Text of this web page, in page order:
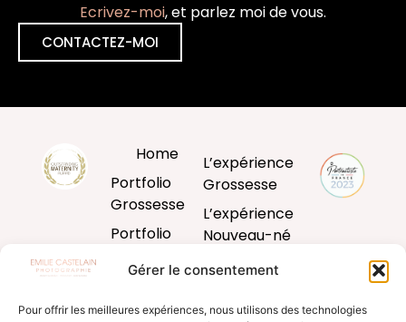
Gérer le consentement
Pour offrir les meilleures expériences, nous utilisons des technologies
Ecrivez-moi, et parlez moi de vous.
CONTACTEZ-MOI
Home
Portfolio
Grossesse
Portfolio
Bébé
L’expérience
Grossesse
L’expérience
Nouveau-né
L’expérience
L’expérience